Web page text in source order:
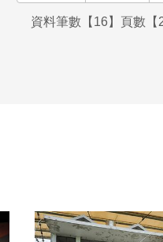
資料筆數【16】頁數【